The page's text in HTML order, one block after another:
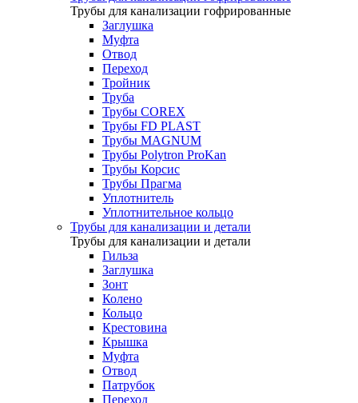
Трубы для канализации гофрированные
Заглушка
Муфта
Отвод
Переход
Тройник
Труба
Трубы COREX
Трубы FD PLAST
Трубы MAGNUM
Трубы Polytron ProKan
Трубы Корсис
Трубы Прагма
Уплотнитель
Уплотнительное кольцо
Трубы для канализации и детали
Трубы для канализации и детали
Гильза
Заглушка
Зонт
Колено
Кольцо
Крестовина
Крышка
Муфта
Отвод
Патрубок
Переход